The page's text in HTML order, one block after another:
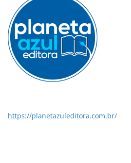
https://planetazuleditora.com.br/